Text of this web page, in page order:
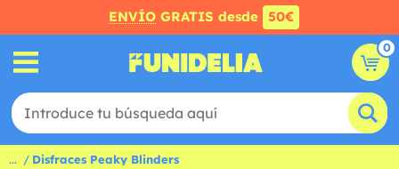
ENVÍO GRATIS desde 50€
0
... Disfraces Peaky Blinders